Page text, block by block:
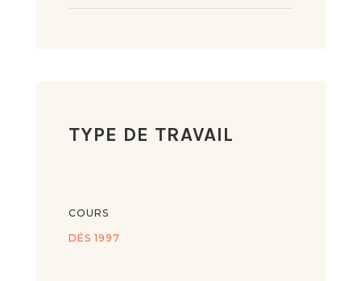
TYPE DE TRAVAIL
COURS
DÉS 1997